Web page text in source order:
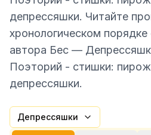
депрессяшки. Читайте
хронологическом
автора Бес —
Поэторий - стишки:
депрессяшки.
Депрессяшки